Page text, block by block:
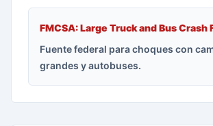
FMCSA: Large Truck and Bus Crash
Fuente federal para choques con
grandes y autobuses.